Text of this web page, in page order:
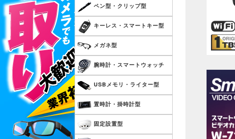
ペン型・クリップ型
キーレス・スマートキー型
メガネ型
腕時計・スマートウォッチ
USBメモリ・ライター型
置時計・掛時計型
固定設置型